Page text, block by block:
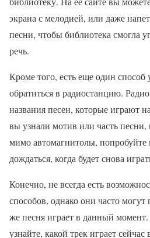
экрана с мелодией, или даже
песни, чтобы библиотека смогла
речь.
Кроме того, есть еще один
обратиться в радиостанцию.
названия песен, которые играют
вы узнали мотив или часть
мимо автомагнитолы, попробуйте
дождаться, когда будет снова
Конечно, не всегда есть
способов, однако они часто могут
же песня играет в данный
узнайте, какой трек играет